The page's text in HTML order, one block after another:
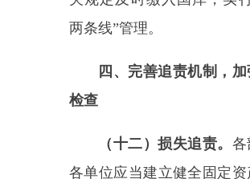
是否完善、基础工作是否扎实、使
监督实效。对固定资产管理不到
的行政事业单位进行通报；对隐瞒
作，造成国有资产重大流失的，
法追究相关责任。